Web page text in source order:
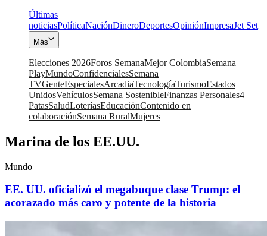
Últimas
noticiasPolíticaNaciónDineroDeportesOpiniónImpresaJet Set
Más
Elecciones 2026Foros SemanaMejor ColombiaSemana
PlayMundoConfidencialesSemana
TVGenteEspecialesArcadiaTecnologíaTurismoEstados
UnidosVehículosSemana SostenibleFinanzas Personales4
PatasSaludLoteríasEducaciónContenido en
colaboraciónSemana RuralMujeres
Marina de los EE.UU.
Mundo
EE. UU. oficializó el megabuque clase Trump: el
acorazado más caro y potente de la historia